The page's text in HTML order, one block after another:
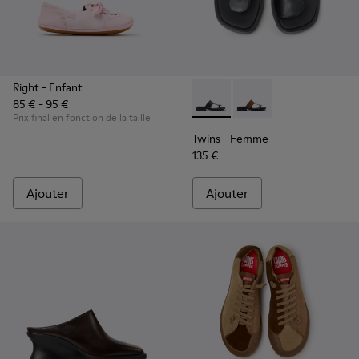
Right - Enfant
85 € - 95 €
Prix final en fonction de la taille
Ajouter
Twins - K201745-002 -
Twins - K201745-003
Twins - Femme
135 €
Ajouter